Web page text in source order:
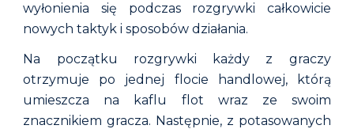
wyłonienia się podczas rozgrywki całkowicie
nowych taktyk i sposobów działania.
Na początku rozgrywki każdy z graczy
otrzymuje po jednej flocie handlowej, którą
umieszcza na kaflu flot wraz ze swoim
znacznikiem gracza. Następnie, z potasowanych